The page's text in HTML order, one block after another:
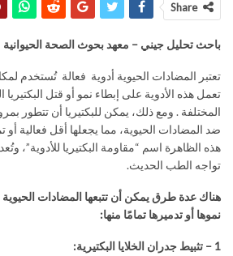
Share
باحث تحليل جيني – معهد بحوث الصحة الحيوانية
تعتبر المضادات الحيوية أدوية فعالة تُستخدم
تعمل هذه الأدوية على إبطاء نمو أو قتل
المختلفة . ومع ذلك، يمكن للبكتيريا أن تتطور
ضد المضادات الحيوية، مما يجعلها أقل فعالية
هذه الظاهرة اسم “مقاومة البكتيريا للأدوية”،
تواجه الطب الحديث.
هناك عدة طرق يمكن أن تتبعها المضادات الحيوية
نموها أو تدميرها تمامًا منها:
1 – تثبيط جدران الخلايا البكتيرية: